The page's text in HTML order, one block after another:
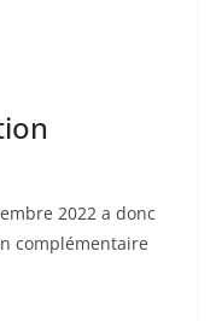
2022 a donc
complémentaire